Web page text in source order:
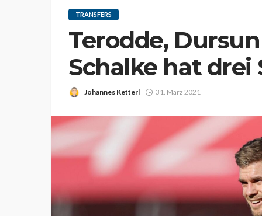
TRANSFERS
Terodde,
Schalke hat
Johannes Ketterl 31. März 2021